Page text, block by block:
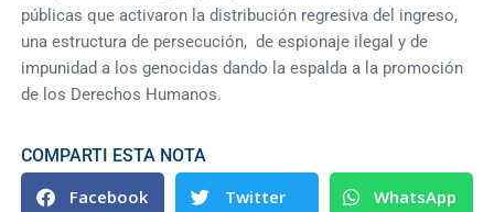
públicas que activaron la distribución regresiva del ingreso,
una estructura de persecución, de espionaje ilegal y de
impunidad a los genocidas dando la espalda a la promoción
de los Derechos Humanos.
COMPARTI ESTA NOTA
Facebook Twitter WhatsApp